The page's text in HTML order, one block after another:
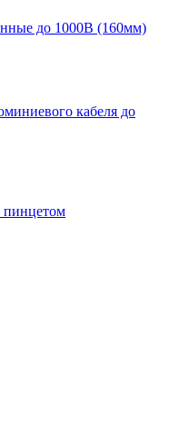
до 1000В (160мм)
кабеля до
пинцетом